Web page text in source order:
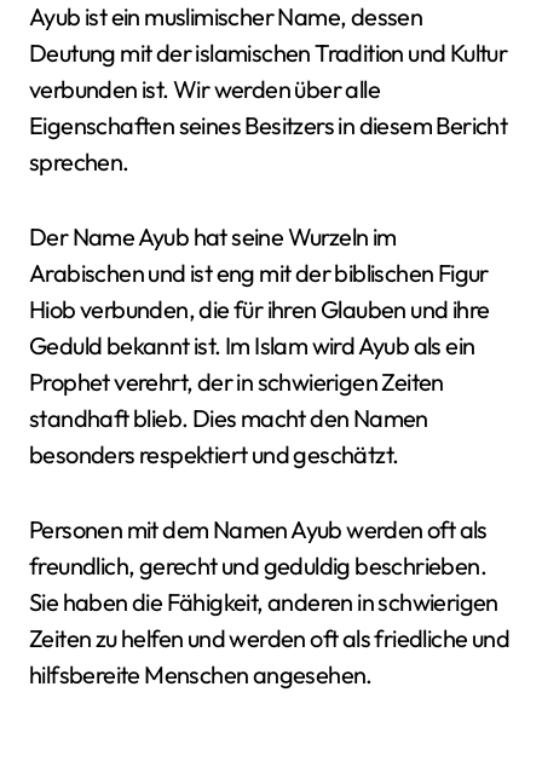
Ayub ist ein muslimischer Name, dessen
Deutung mit der islamischen Tradition und Kultur
verbunden ist. Wir werden über alle
Eigenschaften seines Besitzers in diesem Bericht
sprechen.
Der Name Ayub hat seine Wurzeln im
Arabischen und ist eng mit der biblischen Figur
Hiob verbunden, die für ihren Glauben und ihre
Geduld bekannt ist. Im Islam wird Ayub als ein
Prophet verehrt, der in schwierigen Zeiten
standhaft blieb. Dies macht den Namen
besonders respektiert und geschätzt.
Personen mit dem Namen Ayub werden oft als
freundlich, gerecht und geduldig beschrieben.
Sie haben die Fähigkeit, anderen in schwierigen
Zeiten zu helfen und werden oft als friedliche und
hilfsbereite Menschen angesehen.